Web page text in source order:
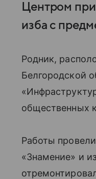
Центром
изба с
Родник,
Белгородской
общественных
Работы
«Знамение» и